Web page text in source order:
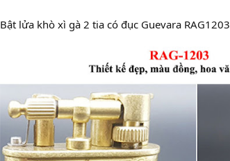
Bật lửa khò xì gà 2 tia có đục Guevara RAG1203